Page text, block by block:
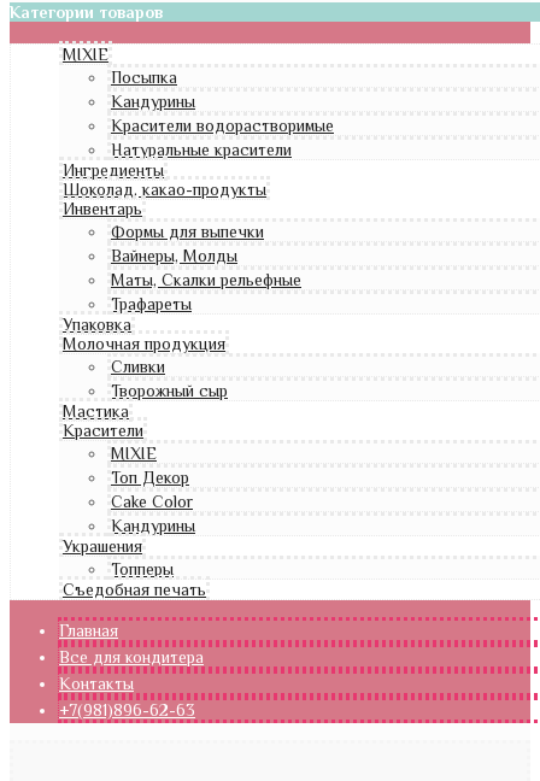
Категории товаров
MIXIE
Посыпка
Кандурины
Красители водорастворимые
Натуральные красители
Ингредиенты
Шоколад, какао-продукты
Инвентарь
Формы для выпечки
Вайнеры, Молды
Маты, Скалки рельефные
Трафареты
Упаковка
Молочная продукция
Сливки
Творожный сыр
Мастика
Красители
MIXIE
Топ Декор
Cake Color
Кандурины
Украшения
Топперы
Съедобная печать
Главная
Все для кондитера
Контакты
+7(981)896-62-63